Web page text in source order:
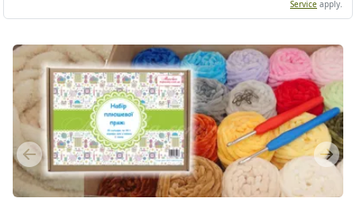
Service apply.
Previous Next